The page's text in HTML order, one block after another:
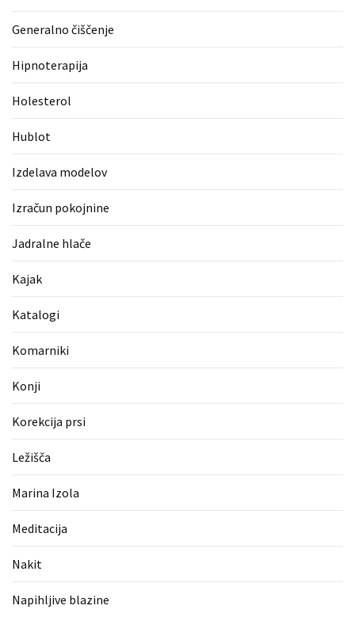
(1)
Tisk
majice
(1)
Izračun
(1)
Napihljive
(1)
Fitnes
(1)
Vodovod
(1)
Blefaroplastika
rokavice
Generalno čiščenje
Hipnoterapija
Holesterol
Hublot
Izdelava modelov
Izračun pokojnine
Jadralne hlače
Kajak
Katalogi
Komarniki
Konji
Korekcija prsi
Ležišča
Marina Izola
Meditacija
Nakit
Napihljive blazine